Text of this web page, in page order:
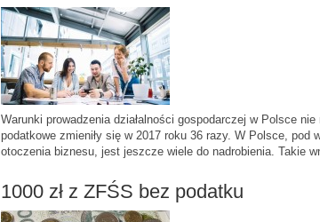
Warunki prowadzenia działalności gospodarczej w Polsce
podatkowe zmieniły się w 2017 roku 36 razy. W Polsce, pod
otoczenia biznesu, jest jeszcze wiele do nadrobienia. Takie
1000 zł z ZFŚS bez podatku